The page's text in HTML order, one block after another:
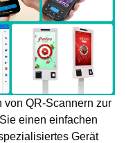
von QR-Scannern zur
einen einfachen
Gerät